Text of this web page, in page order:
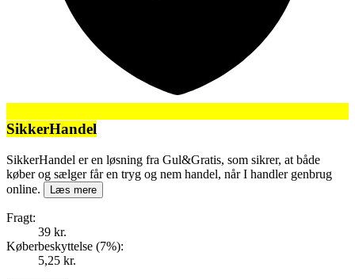
SikkerHandel
SikkerHandel er en løsning fra Gul&Gratis, som sikrer, at både
køber og sælger får en tryg og nem handel, når I handler genbrug
online.
Læs mere
Fragt:
39 kr.
Køberbeskyttelse (7%):
5,25 kr.